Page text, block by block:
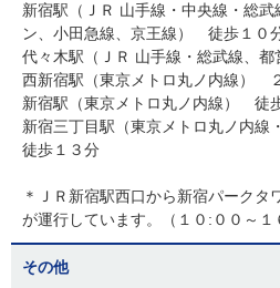
新宿駅（ＪＲ 山手線・中央線・総
ン、小田急線、京王線） 徒歩１０
代々木駅（ＪＲ 山手線・総武線、
西新宿駅（東京メトロ丸ノ内線）
新宿駅（東京メトロ丸ノ内線） 徒
新宿三丁目駅（東京メトロ丸ノ内
徒歩１３分
＊ＪＲ新宿駅西口から新宿パークタ
が運行しています。（１０:００～１
その他